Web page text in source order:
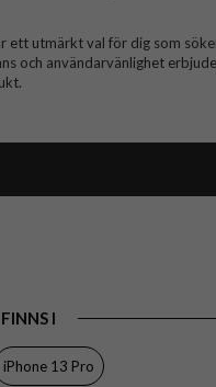
ett utmärkt val för dig som
och användarvänlighet
FINNS I
iPhone 13 Pro